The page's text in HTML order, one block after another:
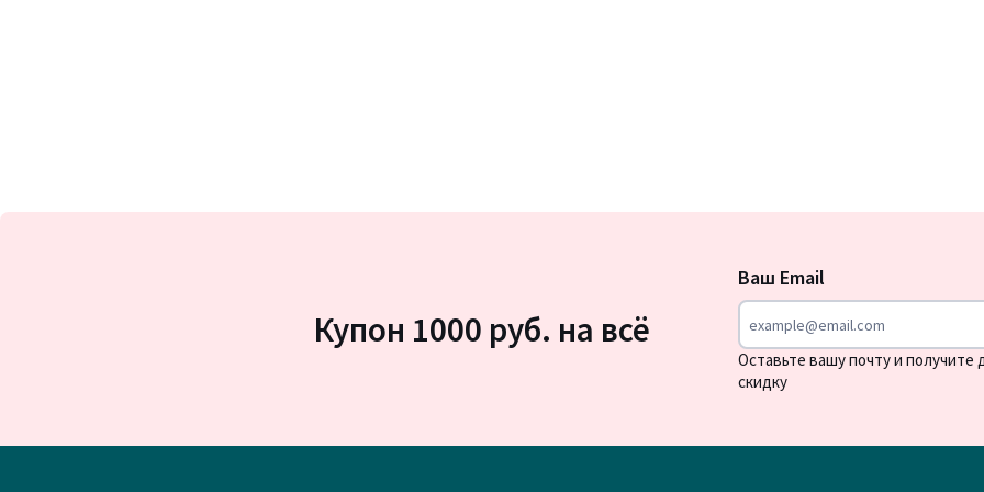
новости
Купон 1000 руб. на всё
Ваш Email
Оставьте вашу почту и получите
скидку